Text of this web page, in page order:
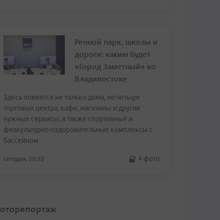
Речной парк, школы и
дороги: каким будет
«Город Заметный» во
Владивостоке
Здесь появятся не только дома, но четыре
торговых центра, кафе, магазины и другие
нужные сервисы, а также спортивные и
физкультурно-оздоровительные комплексы с
бассейном
сегодня, 20:20 4 фото